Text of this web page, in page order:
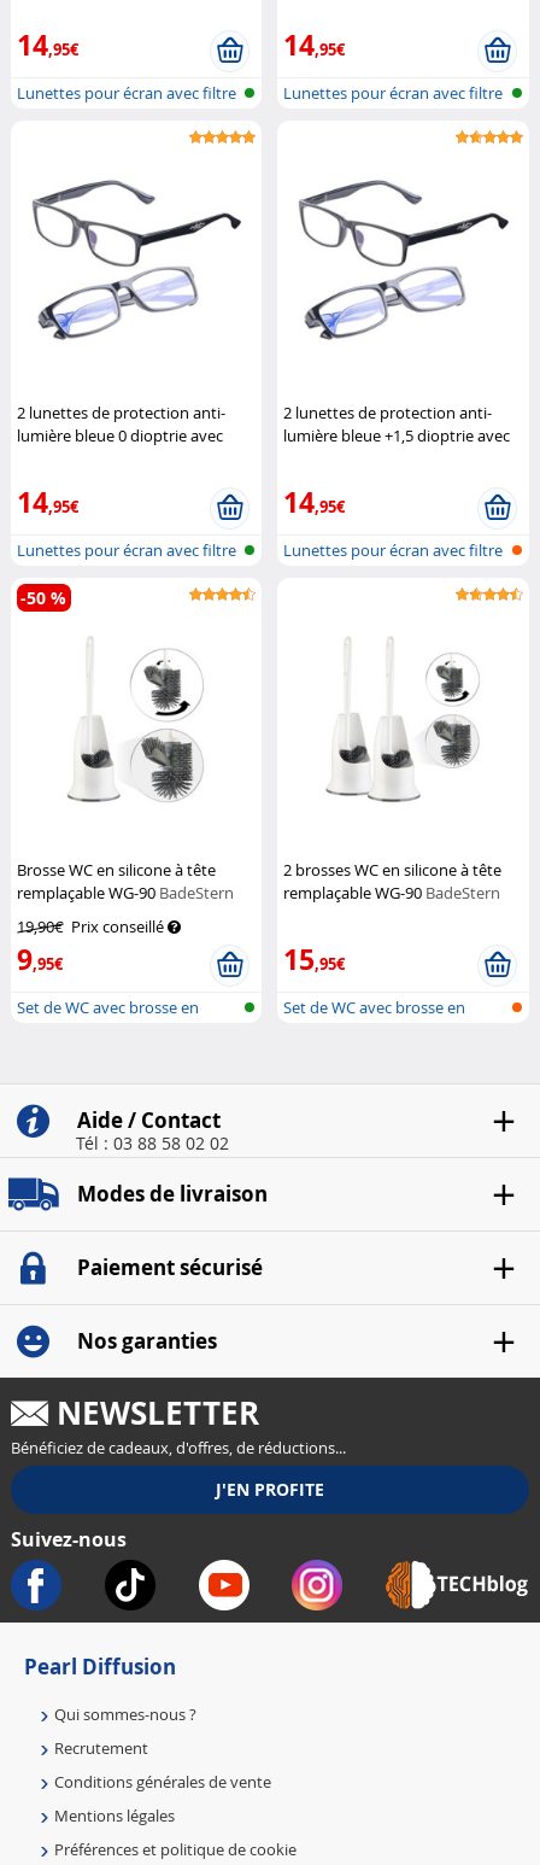
14,95€
Lunettes pour écran avec filtre
14,95€
Lunettes pour écran avec filtre
2 lunettes de protection anti-
lumière bleue 0 dioptrie avec
14,95€
Lunettes pour écran avec filtre
de...
2 lunettes de protection anti-
lumière bleue +1,5 dioptrie avec
14,95€
Lunettes pour écran avec filtre
Brosse WC en silicone à tête
remplaçable WG-90 BadeStern
19,90€ Prix conseillé
9,95€
-50 %
Set de WC avec brosse en
2 brosses WC en silicone à tête
remplaçable WG-90 BadeStern
15,95€
Set de WC avec brosse en
Aide / Contact
Tél : 03 88 58 02 02
Modes de livraison
Paiement sécurisé
Nos garanties
NEWSLETTER
Bénéficiez de cadeaux, d'offres, de réductions...
Suivez-nous
Pearl Diffusion
Qui sommes-nous ?
Recrutement
Conditions générales de vente
Mentions légales
Préférences et politique de cookie